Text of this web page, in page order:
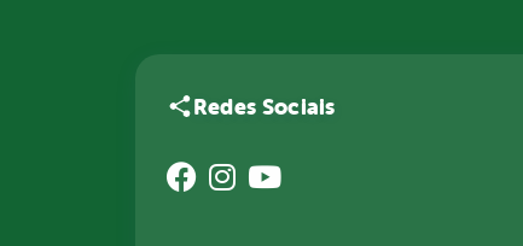
Redes Sociais